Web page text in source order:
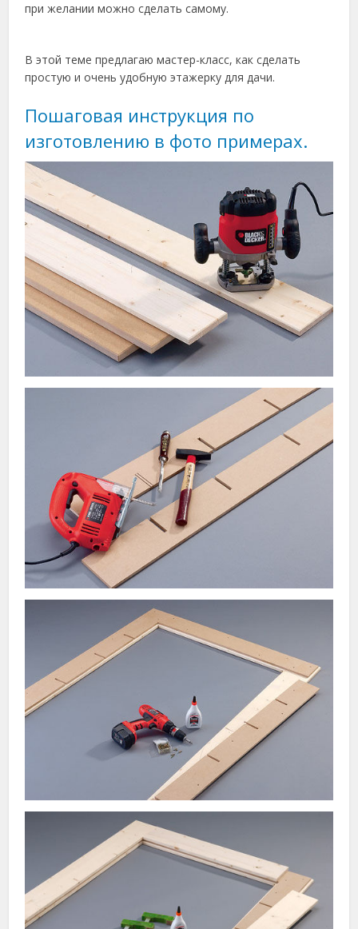
при желании можно сделать самому.
В этой теме предлагаю мастер-класс, как сделать
простую и очень удобную этажерку для дачи.
Пошаговая инструкция по
изготовлению в фото примерах.